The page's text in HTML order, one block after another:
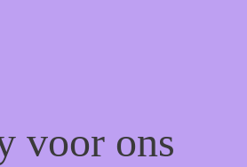
voor ons